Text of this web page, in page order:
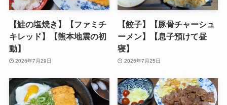
【鮭の塩焼き】【ファミチ
キレッド】【熊本地震の初
動】
2026年7月29日
【餃子】【豚骨チャーシュ
ーメン】【息子預けて昼
寝】
2026年7月25日